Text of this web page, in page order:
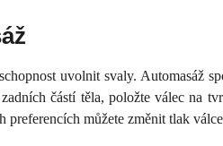
uvolnit svaly. Automasáž
částí těla, položte válec na
preferencích můžete změnit tlak